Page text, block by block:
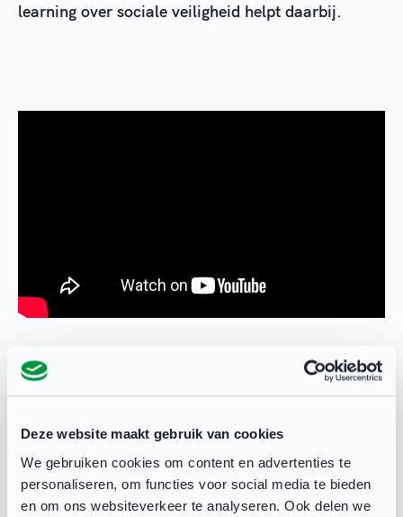
Deze website maakt gebruik van cookies
We gebruiken cookies om content en advertenties te
personaliseren, om functies voor social media te bieden
en om ons websiteverkeer te analyseren. Ook delen we
learning over sociale veiligheid helpt daarbij.
Als club zorg je ervoor dat trainer-coaches goed
sportomgeving én aan meer plezier op en rond
het veld.